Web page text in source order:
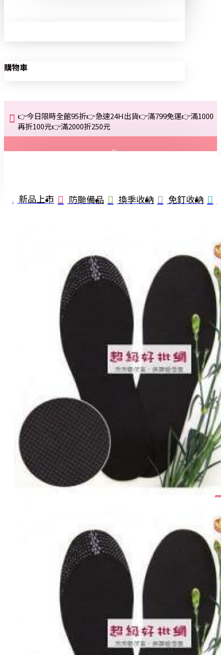
購物車
👉今日限時全館95折👉急速24H出貨👉滿799免運👉滿1000
再折100元👉滿2000折250元
註冊
新品上市 防颱備品 換季收納 免釘收納